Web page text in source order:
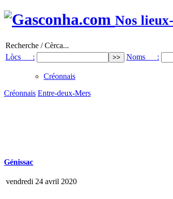
Nos
Recherche / Cèrca...
Lòcs :
Noms :
Créonnais
Créonnais Entre-deux-Mers
Génissac
vendredi 24 avril 2020